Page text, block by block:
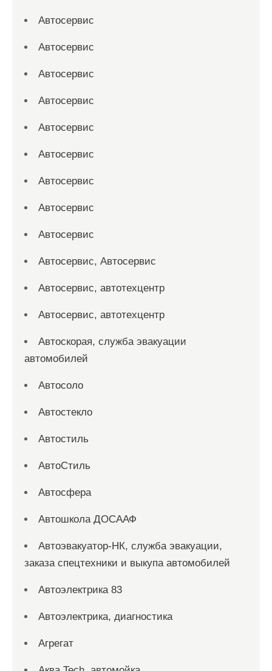
Автосервис
Автосервис
Автосервис
Автосервис
Автосервис
Автосервис
Автосервис
Автосервис
Автосервис
Автосервис, Автосервис
Автосервис, автотехцентр
Автосервис, автотехцентр
Автоскорая, служба эвакуации
автомобилей
Автосоло
Автостекло
Автостиль
АвтоСтиль
Автосфера
Автошкола ДОСААФ
Автоэвакуатор-НК, служба эвакуации,
заказа спецтехники и выкупа автомобилей
Автоэлектрика 83
Автоэлектрика, диагностика
Агрегат